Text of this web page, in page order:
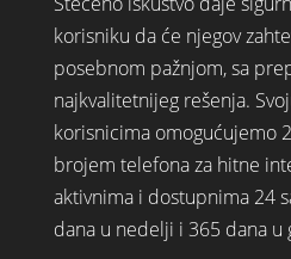
korisniku da će njegov
posebnom pažnjom, sa
najkvalitetnijeg rešenja.
korisnicima omogućujemo
brojem telefona za hitne
aktivnima i dostupnima 24
dana u nedelji i 365 dana u